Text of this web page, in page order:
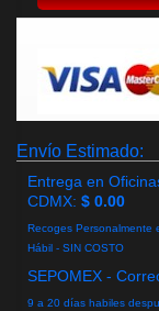
Envío Estimado:
Entrega en
CDMX: $ 0.00
Recoges Personalmente
Hábil - SIN COSTO
SEPOMEX -
9 a 20 días habiles